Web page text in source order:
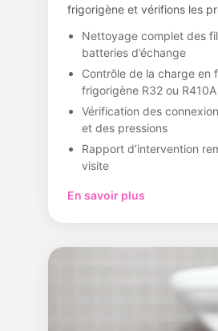
frigorigène et vérifions les
Nettoyage complet des
batteries d’échange
Contrôle de la charge en
frigorigène R32 ou R410A
Vérification des
et des pressions
Rapport d’intervention
visite
En savoir plus